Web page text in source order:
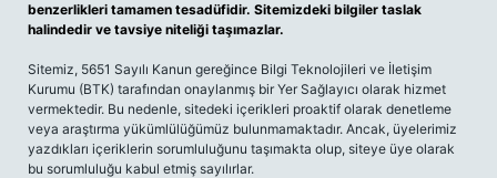
benzerlikleri tamamen tesadüfidir. Sitemizdeki bilgiler taslak
halindedir ve tavsiye niteliği taşımazlar.
Sitemiz, 5651 Sayılı Kanun gereğince Bilgi Teknolojileri ve İletişim
Kurumu (BTK) tarafından onaylanmış bir Yer Sağlayıcı olarak hizmet
vermektedir. Bu nedenle, sitedeki içerikleri proaktif olarak denetleme
veya araştırma yükümlülüğümüz bulunmamaktadır. Ancak, üyelerimiz
yazdıkları içeriklerin sorumluluğunu taşımakta olup, siteye üye olarak
bu sorumluluğu kabul etmiş sayılırlar.